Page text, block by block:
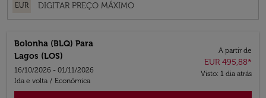
EUR
Bolonha (BLQ) Para
Lagos (LOS)
16/10/2026 - 01/11/2026
Ida e volta / Econômica
A partir de
EUR 495,88*
Visto: 1 dia atrás